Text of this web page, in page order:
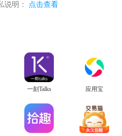
说明：
点击查看
一刻Talks 应用宝